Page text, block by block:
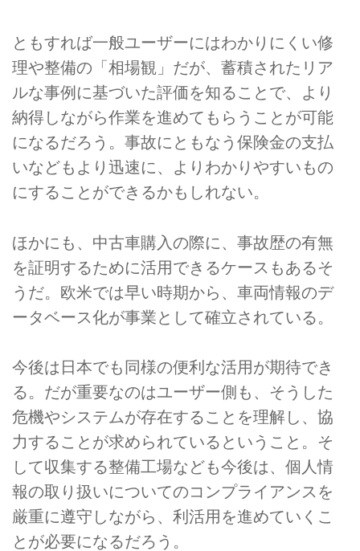
ともすれば一般ユーザーにはわかりにくい修
理や整備の「相場観」だが、蓄積されたリア
ルな事例に基づいた評価を知ることで、より
納得しながら作業を進めてもらうことが可能
になるだろう。事故にともなう保険金の支払
いなどもより迅速に、よりわかりやすいもの
にすることができるかもしれない。
ほかにも、中古車購入の際に、事故歴の有無
を証明するために活用できるケースもあるそ
うだ。欧米では早い時期から、車両情報のデ
ータベース化が事業として確立されている。
今後は日本でも同様の便利な活用が期待でき
る。だが重要なのはユーザー側も、そうした
危機やシステムが存在することを理解し、協
力することが求められているということ。そ
して収集する整備工場なども今後は、個人情
報の取り扱いについてのコンプライアンスを
厳重に遵守しながら、利活用を進めていくこ
とが必要になるだろう。